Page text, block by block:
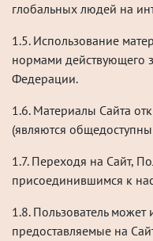
глобальных людей на
1.5. Использование
нормами действующего
Федерации.
1.6. Материалы Сайта
(являются
1.7. Переходя на Сайт,
присоединившимся к
1.8. Пользователь может
предоставляемые на